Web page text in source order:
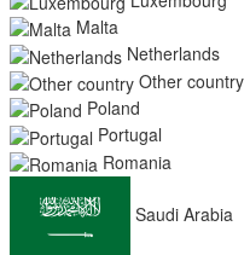
Malta
Netherlands
Other country
Poland
Portugal
Romania
Saudi Arabia